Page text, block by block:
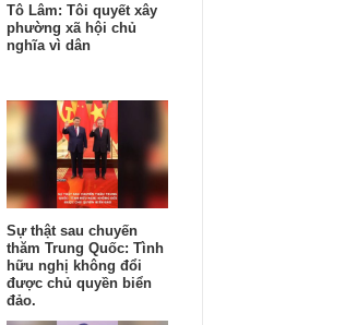
Tô Lâm: Tôi quyết xây
phường xã hội chủ
nghĩa vì dân
Sự thật sau chuyến
thăm Trung Quốc: Tình
hữu nghị không đổi
được chủ quyền biển
đảo.